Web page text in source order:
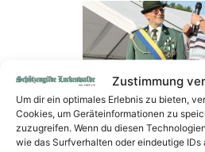
Zustimmung
Um dir ein optimales Erlebnis zu bieten,
Cookies, um Geräteinformationen zu
zuzugreifen. Wenn du diesen
wie das Surfverhalten oder eindeutige IDs